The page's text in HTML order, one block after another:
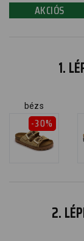
AKCIÓS
1.
bézs
-30%
2.